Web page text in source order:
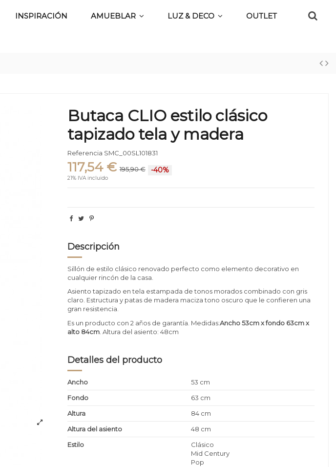
INSPIRACIÓN AMUEBLAR LUZ & DECO OUTLET
Butaca CLIO estilo clásico
tapizado tela y madera
Referencia SMC_00SL101831
117,54 € 195,90 € -40%
21% IVA incluido
Descripción
Sillón de estilo clásico renovado perfecto como elemento decorativo en
cualquier rincón de la casa.
Asiento tapizado en tela estampada de tonos morados combinado con gris
claro. Estructura y patas de madera maciza tono oscuro que le confieren una
gran resistencia.
Es un producto con 2 años de garantía. Medidas:Ancho 53cm x fondo 63cm x
alto 84cm . Altura del asiento: 48cm
Detalles del producto
Ancho
53 cm
Fondo
63 cm
Altura
84 cm
Altura del asiento
48 cm
Estilo
Clásico
Mid Century
Pop